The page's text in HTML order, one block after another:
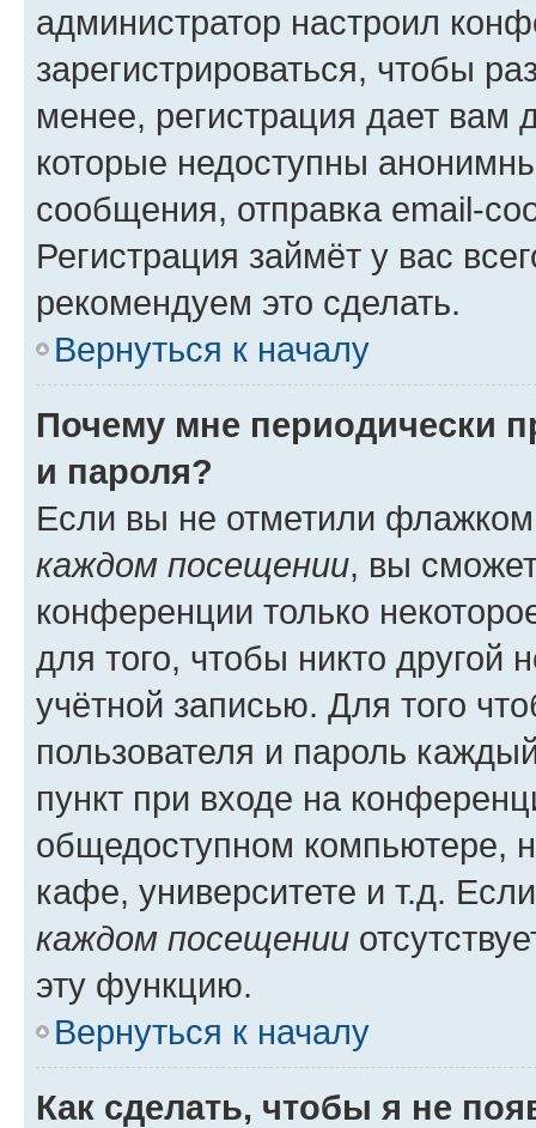
администратор настроил
зарегистрироваться, чтобы
менее, регистрация дает вам
которые недоступны
сообщения, отправка email-
Регистрация займёт у вас
рекомендуем это сделать.
Вернуться к началу
Почему мне периодически
и пароля?
Если вы не отметили
каждом посещении, вы
конференции только
для того, чтобы никто другой
учётной записью. Для того
пользователя и пароль
пункт при входе на
общедоступном компьютере,
кафе, университете и т.д.
каждом посещении
эту функцию.
Вернуться к началу
Как сделать, чтобы я не